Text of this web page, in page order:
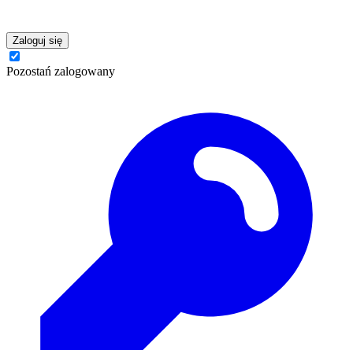
Zaloguj się
Pozostań zalogowany